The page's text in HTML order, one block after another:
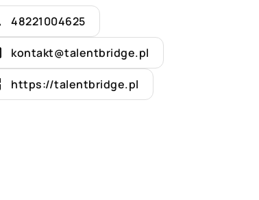
48221004625
kontakt@talentbridge.pl
https://talentbridge.pl